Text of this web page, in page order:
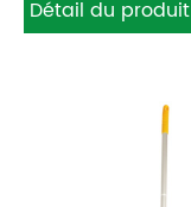
Détail du produit